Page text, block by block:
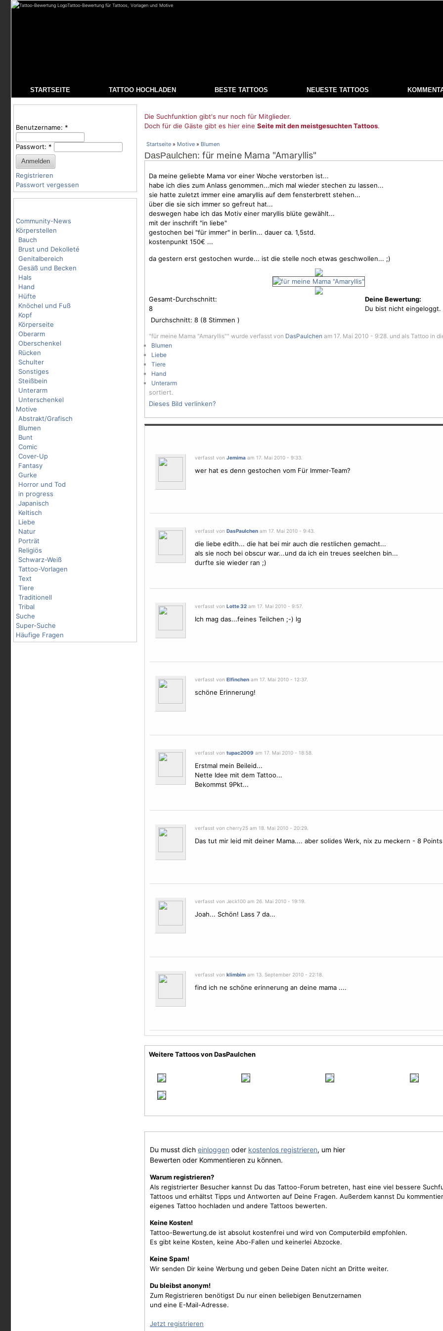
Tattoo-Bewertung für Tattoos, Vorlagen und Motive
STARTSEITE TATTOO HOCHLADEN BESTE TATTOOS NEUESTE TATTOOS
Benutzername: *
Passwort: *
Registrieren
Passwort vergessen
Community-News
Körperstellen
Bauch
Brust und Dekolleté
Genitalbereich
Gesäß und Becken
Hals
Hand
Hüfte
Knöchel und Fuß
Kopf
Körperseite
Oberarm
Oberschenkel
Rücken
Schulter
Sonstiges
Steißbein
Unterarm
Unterschenkel
Motive
Abstrakt/Grafisch
Blumen
Bunt
Comic
Cover-Up
Fantasy
Gurke
Horror und Tod
in progress
Japanisch
Keltisch
Liebe
Natur
Porträt
Religiös
Schwarz-Weiß
Tattoo-Vorlagen
Text
Tiere
Traditionell
Tribal
Suche
Super-Suche
Häufige Fragen
Die Suchfunktion gibt's nur noch für Mitglieder.
Doch für die Gäste gibt es hier eine Seite mit den meistgesuchten Tattoos.
Startseite » Motive » Blumen
DasPaulchen: für meine Mama "Amaryllis"
Da meine geliebte Mama vor einer Woche verstorben ist...
habe ich dies zum Anlass genommen...mich mal wieder stechen zu lassen...
sie hatte zuletzt immer eine amaryllis auf dem fensterbrett stehen...
über die sie sich immer so gefreut hat...
deswegen habe ich das Motiv einer maryllis blüte gewählt...
mit der inschrift "in liebe"
gestochen bei "für immer" in berlin... dauer ca. 1,5std.
kostenpunkt 150€ ...
da gestern erst gestochen wurde... ist die stelle noch etwas geschwollen... ;)
Gesamt-Durchschnitt:
8
Durchschnitt: 8 (8 Stimmen )
Deine Bewertung:
Du bist nicht eingeloggt.
"für meine Mama "Amaryllis"" wurde verfasst von DasPaulchen am 17. Mai 2010 - 9:28. und als Tattoo in
Blumen
Liebe
Tiere
Hand
Unterarm
sortiert.
Dieses Bild verlinken?
verfasst von Jemimaam 17. Mai 2010 - 9:33.
wer hat es denn gestochen vom Für Immer-Team?
verfasst von DasPaulchenam 17. Mai 2010 - 9:43.
die liebe edith... die hat bei mir auch die restlichen gemacht...
als sie noch bei obscur war...und da ich ein treues seelchen bin...
durfte sie wieder ran ;)
verfasst von Lotte 32am 17. Mai 2010 - 9:57.
Ich mag das...feines Teilchen ;-) lg
verfasst von Elfinchenam 17. Mai 2010 - 12:37.
schöne Erinnerung!
verfasst von tupac2009 am 17. Mai 2010 - 18:58.
Erstmal mein Beileid...
Nette Idee mit dem Tattoo...
Bekommst 9Pkt...
verfasst von cherry25 am 18. Mai 2010 - 20:29.
Das tut mir leid mit deiner Mama.... aber solides Werk, nix zu meckern - 8
verfasst von Jeck100 am 26. Mai 2010 - 19:19.
Joah... Schön! Lass 7 da...
verfasst von klimbimam 13. September 2010 - 22:18.
find ich ne schöne erinnerung an deine mama ....
Weitere Tattoos von DasPaulchen
Du musst dich einloggen oder kostenlos registrieren, um hier
Bewerten oder Kommentieren zu können.
Warum registrieren?
Als registrierter Besucher kannst Du das Tattoo-Forum betreten, hast eine viel bessere
Tattoos und erhältst Tipps und Antworten auf Deine Fragen. Außerdem kannst Du
eigenes Tattoo hochladen und andere Tattoos bewerten.
Keine Kosten!
Tattoo-Bewertung.de ist absolut kostenfrei und wird von Computerbild empfohlen.
Es gibt keine Kosten, keine Abo-Fallen und keinerlei Abzocke.
Keine Spam!
Wir senden Dir keine Werbung und geben Deine Daten nicht an Dritte weiter.
Du bleibst anonym!
Zum Registrieren benötigst Du nur einen beliebigen Benutzernamen
und eine E-Mail-Adresse.
Jetzt registrieren